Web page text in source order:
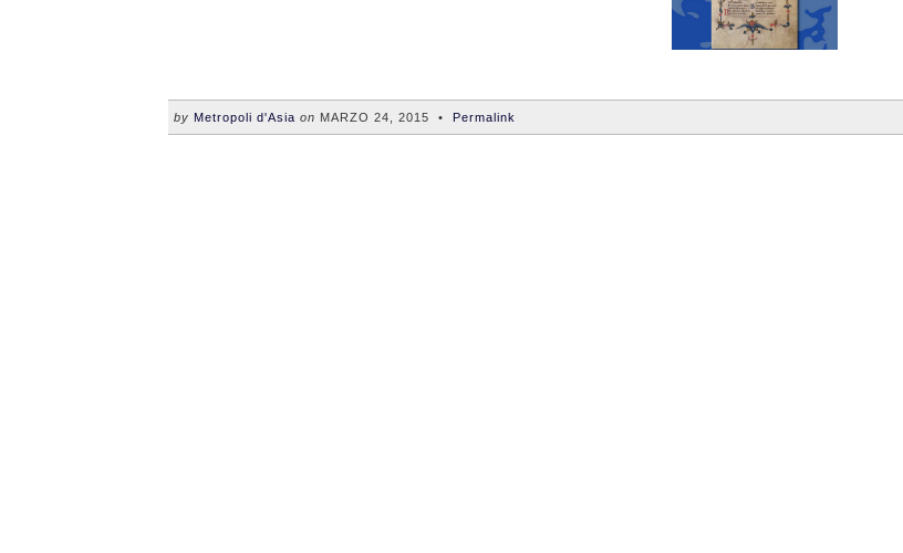
by Metropoli d'Asia on MARZO 24, 2015 • Permalink